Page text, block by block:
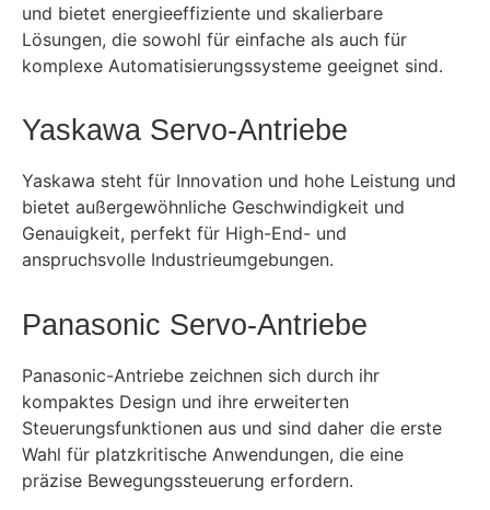
und bietet energieeffiziente und skalierbare
Lösungen, die sowohl für einfache als auch für
komplexe Automatisierungssysteme geeignet sind.
Yaskawa Servo-Antriebe
Yaskawa steht für Innovation und hohe Leistung und
bietet außergewöhnliche Geschwindigkeit und
Genauigkeit, perfekt für High-End- und
anspruchsvolle Industrieumgebungen.
Panasonic Servo-Antriebe
Panasonic-Antriebe zeichnen sich durch ihr
kompaktes Design und ihre erweiterten
Steuerungsfunktionen aus und sind daher die erste
Wahl für platzkritische Anwendungen, die eine
präzise Bewegungssteuerung erfordern.